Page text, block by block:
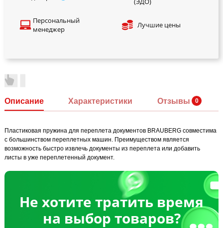
Персональный
менеджер
Лучшие цены
Описание Характеристики Отзывы
Пластиковая пружина для переплета документов BRAUBERG совместима
с большинством переплетных машин. Преимуществом является
возможность быстро извлечь документы из переплета или добавить
листы в уже переплетенный документ.
Не хотите тратить время
на выбор товаров?